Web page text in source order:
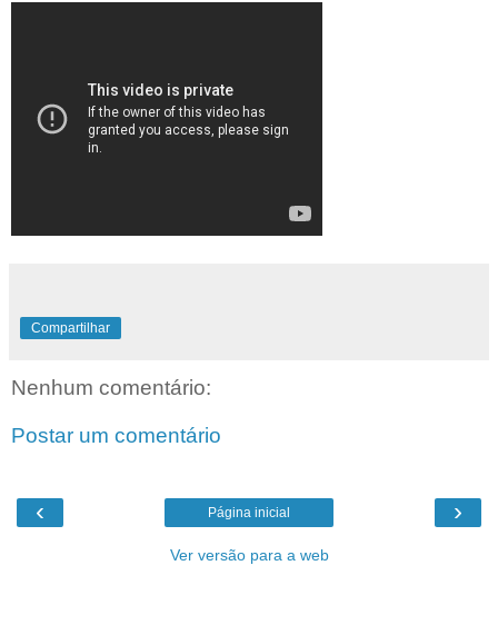
Compartilhar
Nenhum comentário:
Postar um comentário
‹ ›
Página inicial
Ver versão para a web